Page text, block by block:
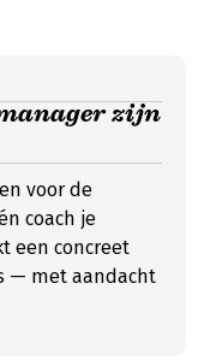
zijn
voor de
coach je
een concreet
— met aandacht